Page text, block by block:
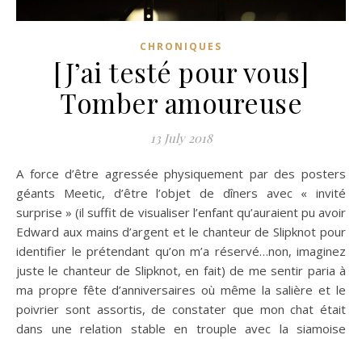
CHRONIQUES
[J’ai testé pour vous]
Tomber amoureuse
13 July 2018
A force d’être agressée physiquement par des posters
géants Meetic, d’être l’objet de dîners avec « invité
surprise » (il suffit de visualiser l’enfant qu’auraient pu avoir
Edward aux mains d’argent et le chanteur de Slipknot pour
identifier le prétendant qu’on m’a réservé…non, imaginez
juste le chanteur de Slipknot, en fait) de me sentir paria à
ma propre fête d’anniversaires où même la salière et le
poivrier sont assortis, de constater que mon chat était
dans une relation stable en trouple avec la siamoise